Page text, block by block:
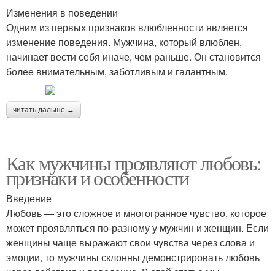
Изменения в поведении
Одним из первых признаков влюбленности является
изменение поведения. Мужчина, который влюблен,
начинает вести себя иначе, чем раньше. Он становится
более внимательным, заботливым и галантным.
читать дальше →
Как мужчины проявляют любовь:
признаки и особенности
Введение
Любовь — это сложное и многогранное чувство, которое
может проявляться по-разному у мужчин и женщин. Если
женщины чаще выражают свои чувства через слова и
эмоции, то мужчины склонны демонстрировать любовь